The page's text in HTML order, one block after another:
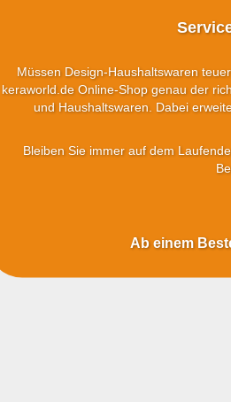
Müssen Design-Haushaltswaren
keraworld.de Online-Shop genau der
und Haushaltswaren. Dabei
Bleiben Sie immer auf dem
Ab einem